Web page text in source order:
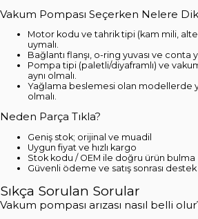
Vakum Pompası Seçerken Nelere
Motor kodu ve tahrik tipi (kam mili,
uymalı.
Bağlantı flanşı, o-ring yuvası ve conta
Pompa tipi (paletli/diyaframlı) ve
aynı olmalı.
Yağlama beslemesi olan modellerde
olmalı.
Neden Parça Tıkla?
Geniş stok; orijinal ve muadil
Uygun fiyat ve hızlı kargo
Stok kodu / OEM ile doğru ürün bulma
Güvenli ödeme ve satış sonrası destek
Sıkça Sorulan Sorular
Vakum pompası arızası nasıl belli